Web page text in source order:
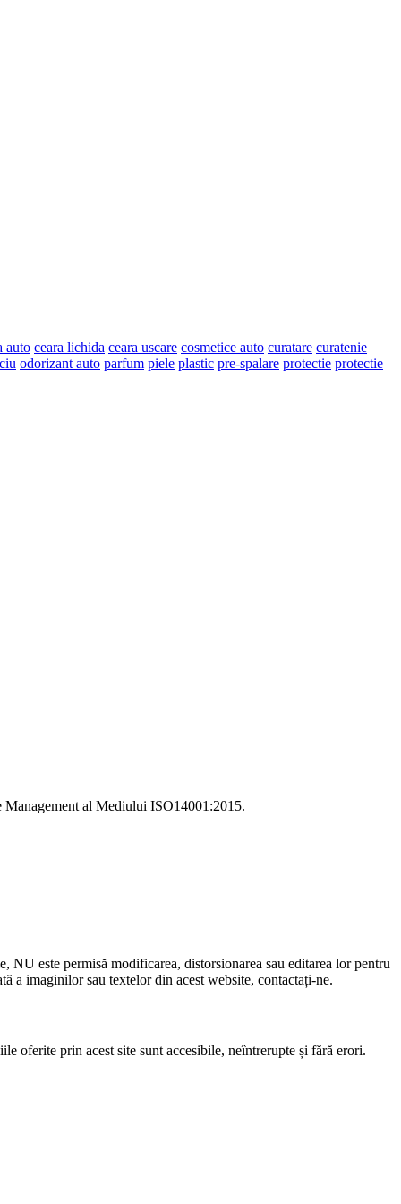
auto ceara lichida ceara uscare cosmetice auto curatare curatenie
odorizant auto parfum piele plastic pre-spalare protectie protectie
al Mediului ISO14001:2015.
este permisă modificarea, distorsionarea sau editarea lor pentru
a imaginilor sau textelor din acest website, contactați-ne.
oferite prin acest site sunt accesibile, neîntrerupte și fără erori.